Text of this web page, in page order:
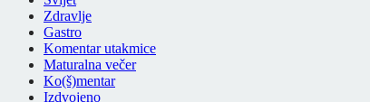
Zdravlje
Gastro
Komentar utakmice
Maturalna večer
Ko(š)mentar
Izdvojeno